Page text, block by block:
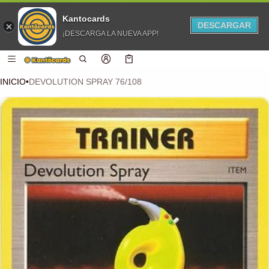
INICIO•DEVOLUTION SPRAY 76/108
DEL PRODUCTO
Kantocards
¡DESCARGA LA NUEVA APP!
DESCARGAR